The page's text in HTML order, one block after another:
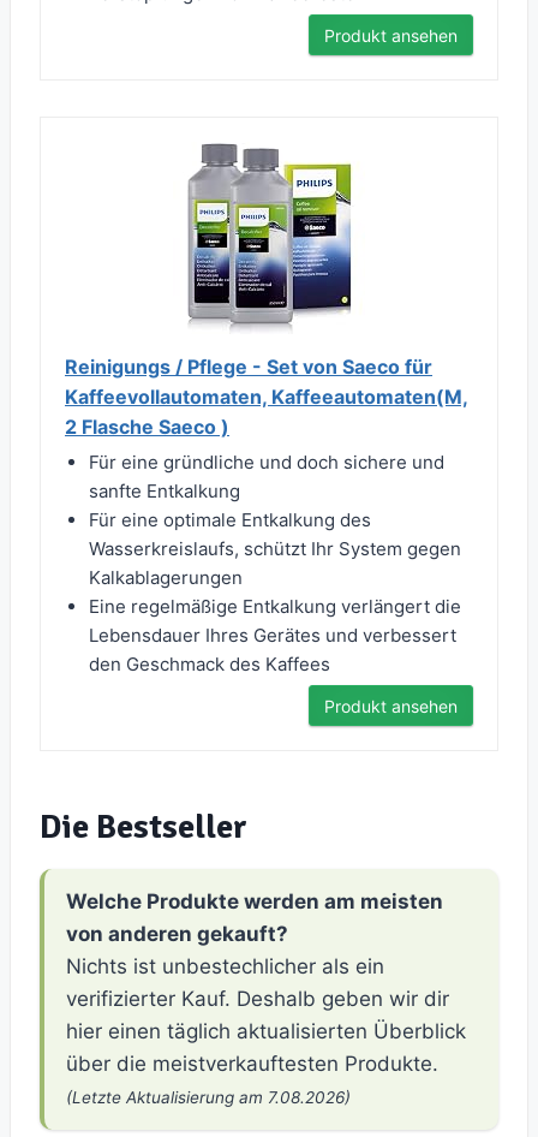
Produkt ansehen
Reinigungs / Pflege - Set von Saeco für
Kaffeevollautomaten, Kaffeeautomaten(M,
2 Flasche Saeco )
Für eine gründliche und doch sichere und
sanfte Entkalkung
Für eine optimale Entkalkung des
Wasserkreislaufs, schützt Ihr System gegen
Kalkablagerungen
Eine regelmäßige Entkalkung verlängert die
Lebensdauer Ihres Gerätes und verbessert
den Geschmack des Kaffees
Produkt ansehen
Die Bestseller
Welche Produkte werden am meisten
von anderen gekauft?
Nichts ist unbestechlicher als ein
verifizierter Kauf. Deshalb geben wir dir
hier einen täglich aktualisierten Überblick
über die meistverkauftesten Produkte.
(Letzte Aktualisierung am 7.08.2026)